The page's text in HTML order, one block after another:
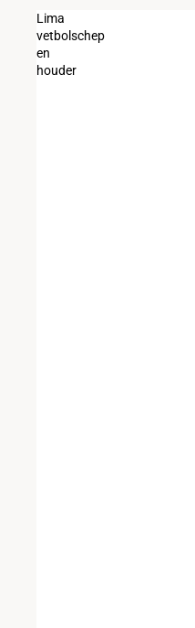
Lima
vetbolschep
en
houder